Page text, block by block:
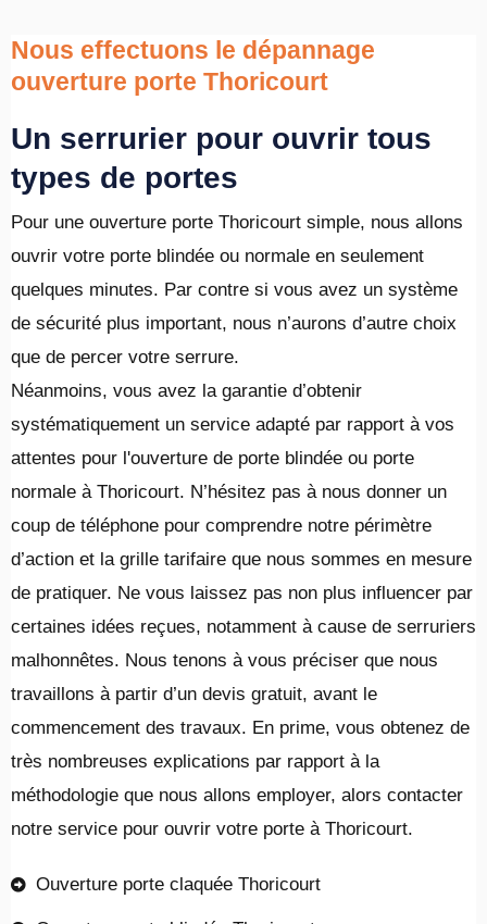
Nous effectuons le dépannage
ouverture porte Thoricourt
Un serrurier pour ouvrir tous
types de portes
Pour une ouverture porte Thoricourt simple, nous allons
ouvrir votre porte blindée ou normale en seulement
quelques minutes. Par contre si vous avez un système
de sécurité plus important, nous n’aurons d’autre choix
que de percer votre serrure.
Néanmoins, vous avez la garantie d’obtenir
systématiquement un service adapté par rapport à vos
attentes pour l'ouverture de porte blindée ou porte
normale à Thoricourt. N’hésitez pas à nous donner un
coup de téléphone pour comprendre notre périmètre
d’action et la grille tarifaire que nous sommes en mesure
de pratiquer. Ne vous laissez pas non plus influencer par
certaines idées reçues, notamment à cause de serruriers
malhonnêtes. Nous tenons à vous préciser que nous
travaillons à partir d’un devis gratuit, avant le
commencement des travaux. En prime, vous obtenez de
très nombreuses explications par rapport à la
méthodologie que nous allons employer, alors contacter
notre service pour ouvrir votre porte à Thoricourt.
Ouverture porte claquée Thoricourt